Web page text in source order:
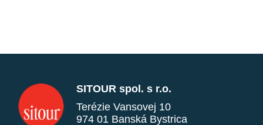
SITOUR spol. s r.o.
Terézie Vansovej 10
974 01 Banská Bystrica